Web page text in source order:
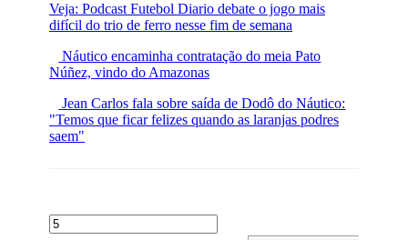
Veja: Podcast Futebol Diario debate o jogo mais
difícil do trio de ferro nesse fim de semana
Náutico encaminha contratação do meia Pato
Núñez, vindo do Amazonas
Jean Carlos fala sobre saída de Dodô do Náutico:
"Temos que ficar felizes quando as laranjas podres
saem"